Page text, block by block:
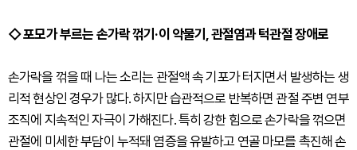
◇ 포모가 부르는 손가락 꺾기·이 악물기, 관절염과 턱관절 장애로
손가락을 꺾을 때 나는 소리는 관절액 속 기포가 터지면서 발생하는 생
리적 현상인 경우가 많다. 하지만 습관적으로 반복하면 관절 주변 연부
조직에 지속적인 자극이 가해진다. 특히 강한 힘으로 손가락을 꺾으면
관절에 미세한 부담이 누적돼 염증을 유발하고 연골 마모를 촉진해 손